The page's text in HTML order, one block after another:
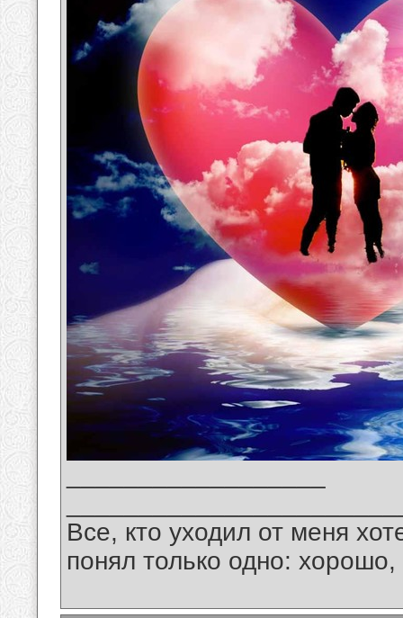
Все, кто уходил от меня
понял только одно: